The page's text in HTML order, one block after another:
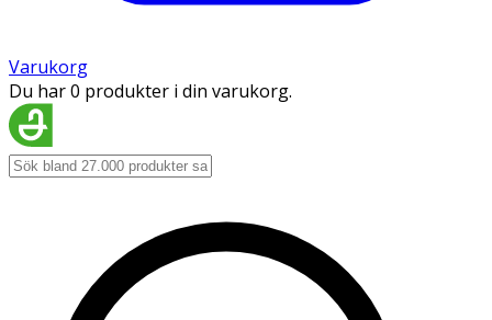
Varukorg
Du har 0 produkter i din varukorg.